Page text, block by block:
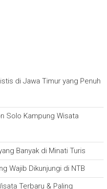
di Jawa Timur yang Penuh
Solo Kampung Wisata
Banyak di Minati Turis
Wajib Dikunjungi di NTB
Terbaru & Paling